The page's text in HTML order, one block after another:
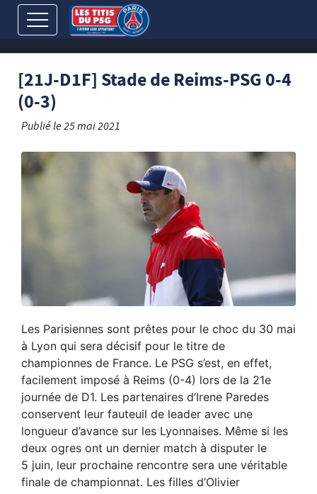
[21J-D1F] Stade de Reims-PSG 0-4
(0-3)
Publié le25 mai 2021
Les Parisiennes sont prêtes pour le choc du 30 mai
à Lyon qui sera décisif pour le titre de
championnes de France. Le PSG s’est, en effet,
facilement imposé à Reims (0-4) lors de la 21e
journée de D1. Les partenaires d’Irene Paredes
conservent leur fauteuil de leader avec une
longueur d’avance sur les Lyonnaises. Même si les
deux ogres ont un dernier match à disputer le
5 juin, leur prochaine rencontre sera une véritable
finale de championnat. Les filles d’Olivier